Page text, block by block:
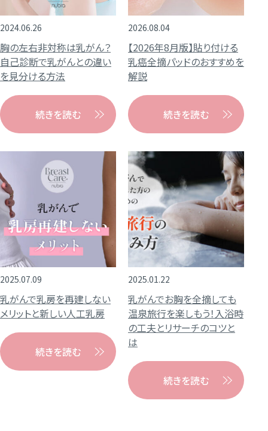
2024.06.26
胸の左右非対称は乳がん？
自己診断で乳がんとの違い
を見分ける方法
続きを読む
2026.08.04
【2026年8月版】貼り付ける
乳癌全摘パッドのおすすめを
解説
続きを読む
2025.07.09
乳がんで乳房を再建しない
メリットと新しい人工乳房
続きを読む
2025.01.22
乳がんでお胸を全摘しても
温泉旅行を楽しもう！入浴時
の工夫とリサーチのコツと
は
続きを読む